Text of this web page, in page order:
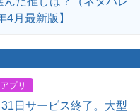
4月最新版】
プリ
31日サービス終了。大型